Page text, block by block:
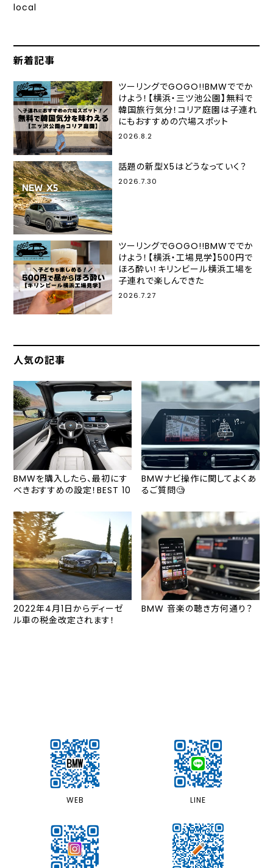
local
新着記事
ツーリングでGOGO!!BMWででか
けよう！【横浜・三ツ池公園】無料で
韓国旅行気分！コリア庭園は子連れ
にもおすすめの穴場スポット
2026.8.2
話題の新型X5はどうなっていく？
2026.7.30
ツーリングでGOGO!!BMWででか
けよう！【横浜・工場見学】500円で
ほろ酔い！キリンビール横浜工場を
子連れで楽しんできた
2026.7.27
人気の記事
BMWを購入したら、最初にす
べきおすすめの設定！BEST 10
BMWナビ操作に関してよくあ
るご質問🧐
2022年4月1日からディーゼ
ル車の税金改定されます！
BMW 音楽の聴き方何通り？
WEB LINE